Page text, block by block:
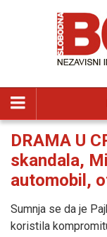
DRAMA U
skandala,
automobil,
Sumnja se da je
koristila